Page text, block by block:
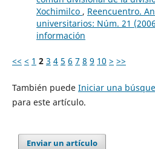
Xochimilco , Reencuentro.
universitarios: Núm. 21
información
<< < 1 2 3 4 5 6 7 8 9 10 > >>
También puede Iniciar una
para este artículo.
Enviar un artículo